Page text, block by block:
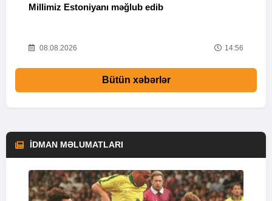
Millimiz Estoniyanı məğlub edib
08.08.2026 14:56
Bütün xəbərlər
İDMAN MƏLUMATLARI